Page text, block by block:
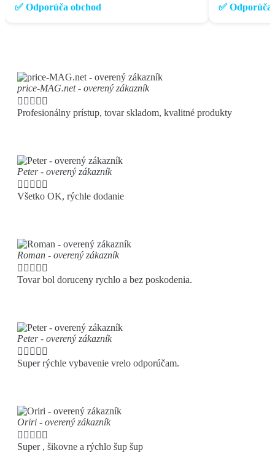
✅ Odporúča obchod ✅ Odporúča
price-MAG.net - overený zákazník
    
Profesionálny prístup, tovar skladom, kvalitné produkty
Peter - overený zákazník
    
Všetko OK, rýchle dodanie
Roman - overený zákazník
    
Tovar bol doruceny rychlo a bez poskodenia.
Peter - overený zákazník
    
Super rýchle vybavenie vrelo odporúčam.
Oriri - overený zákazník
    
Super , šikovne a rýchlo šup šup